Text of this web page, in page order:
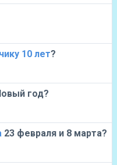
10 лет?
год?
23 февраля и 8 марта?